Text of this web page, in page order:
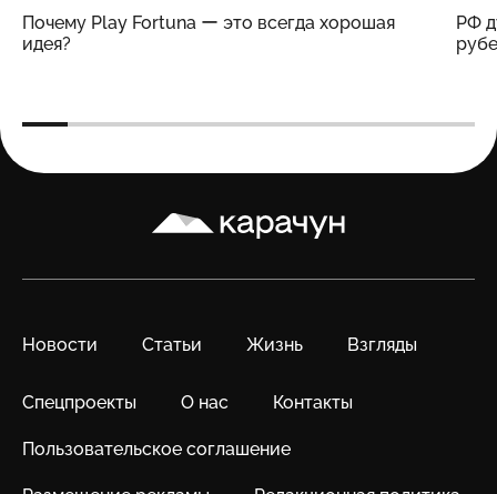
Почему Play Fortuna ー это всегда хорошая
идея?
РФ
Карачун
Новости Статьи Жизнь Взгляды
Спецпроекты О нас Контакты
Пользовательское соглашение